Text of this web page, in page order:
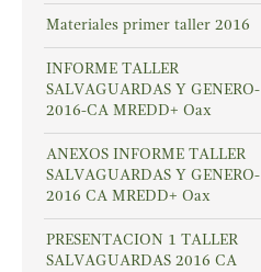
Materiales primer taller 2016
INFORME TALLER
SALVAGUARDAS Y GENERO-
2016-CA MREDD+ Oax
ANEXOS INFORME TALLER
SALVAGUARDAS Y GENERO-
2016 CA MREDD+ Oax
PRESENTACION 1 TALLER
SALVAGUARDAS 2016 CA